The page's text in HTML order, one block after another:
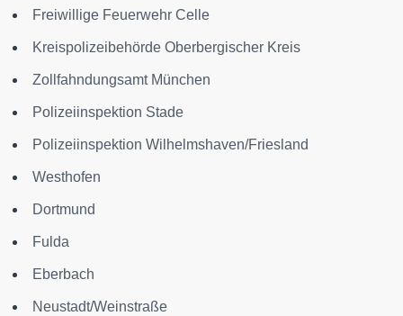
Freiwillige Feuerwehr Celle
Kreispolizeibehörde Oberbergischer Kreis
Zollfahndungsamt München
Polizeiinspektion Stade
Polizeiinspektion Wilhelmshaven/Friesland
Westhofen
Dortmund
Fulda
Eberbach
Neustadt/Weinstraße